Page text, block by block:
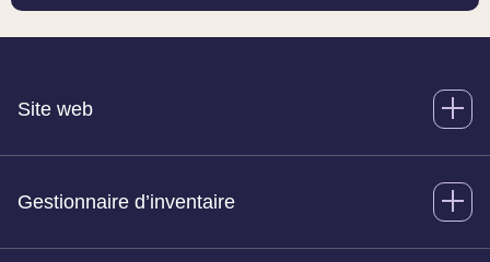
Site web
Gestionnaire d’inventaire